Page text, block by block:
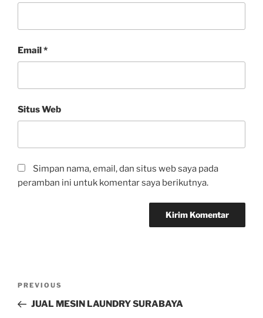
Email*
Situs Web
Simpan nama, email, dan situs web saya pada
peramban ini untuk komentar saya berikutnya.
PREVIOUS
JUAL MESIN LAUNDRY SURABAYA